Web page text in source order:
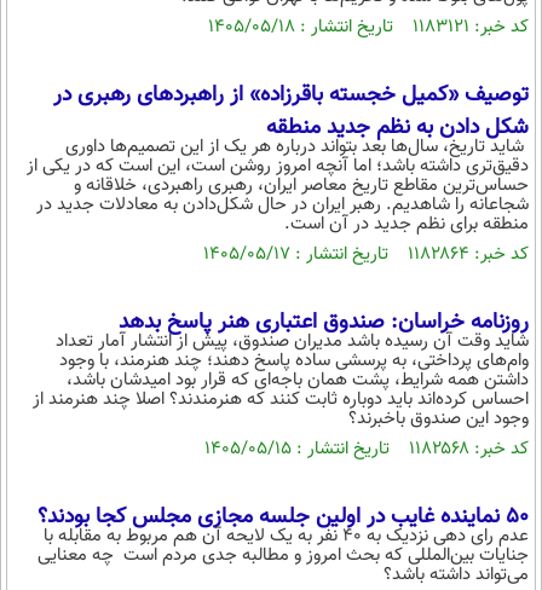
پیوند ها
اقتصاد
اقتصادی
خودرو
جامعه
اجتماعی
حوادث
یک برش دانایی
محیط زیست
ورزشی
بین الملل
علم و دانش
فناوری و It
علمی
اخبار کریپتو
قرآن
گوناگون
سرگرمی
مجله تصویری سلاح
فیلم
ورزش
خواندنی ها و دیدنی ها
داستان کوتاه
آموزش زبان
کد خبر: ۱۱۸۳۱۲۱ تاریخ انتشار : ۱۴۰۵/۰۵/۱۸
توصیف «کمیل خجسته باقرزاده» از راهبردهای رهبری در
شکل دادن به نظم جدید منطقه
شاید تاریخ، سال‌ها بعد بتواند درباره هر یک از این تصمیم‌ها داوری
دقیق‌تری داشته باشد؛ اما آنچه امروز روشن است، این است که در یکی از
حساس‌ترین مقاطع تاریخ معاصر ایران، رهبری راهبردی، خلاقانه و
شجاعانه را شاهدیم. رهبر ایران در حال شکل‌‌دادن به معادلات جدید در
منطقه برای نظم جدید در آن است.
کد خبر: ۱۱۸۲۸۶۴ تاریخ انتشار : ۱۴۰۵/۰۵/۱۷
روزنامه خراسان: صندوق اعتباری هنر پاسخ بدهد
شاید وقت آن رسیده باشد مدیران صندوق، پیش از انتشار آمار تعداد
وام‌های پرداختی، به پرسشی ساده پاسخ دهند؛ چند هنرمند، با وجود
داشتن همه شرایط، پشت همان باجه‌ای که قرار بود امیدشان باشد،
احساس کرده‌اند باید دوباره ثابت کنند که هنرمندند؟ اصلا چند هنرمند از
وجود این صندوق باخبرند؟
کد خبر: ۱۱۸۲۵۶۸ تاریخ انتشار : ۱۴۰۵/۰۵/۱۵
50 نماینده غایب در اولین جلسه مجازی مجلس کجا بودند؟
عدم رای دهی نزدیک به ۴۰ نفر به یک لایحه آن هم مربوط به مقابله با
جنایات بین‌المللی که بحث امروز و مطالبه جدی مردم است چه معنایی
می‌تواند داشته باشد؟